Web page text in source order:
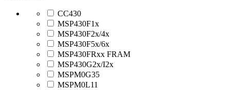
CC430
MSP430F1x
MSP430F2x/4x
MSP430F5x/6x
MSP430FRxx FRAM
MSP430G2x/I2x
MSPM0G35
MSPM0L11